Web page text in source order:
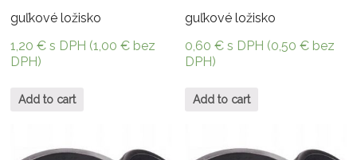
guľkové ložisko
1,20€ s DPH (1,00€ bez
DPH)
Add to cart
guľkové ložisko
0,60€ s DPH (0,50€ bez
DPH)
Add to cart